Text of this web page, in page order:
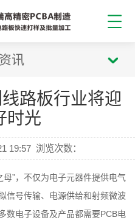
讯
路板行业将迎
时光
19:57 浏览次数：
母”，不仅为电子元器件提供电气
信号传输、电源供给和射频微波
数电子设备及产品都需要PCB电